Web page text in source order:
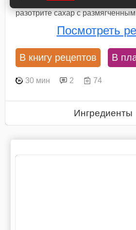
разотрите сахар с
Посмотреть
В книгу рецептов В
30 мин 2 74
Ингредиенты